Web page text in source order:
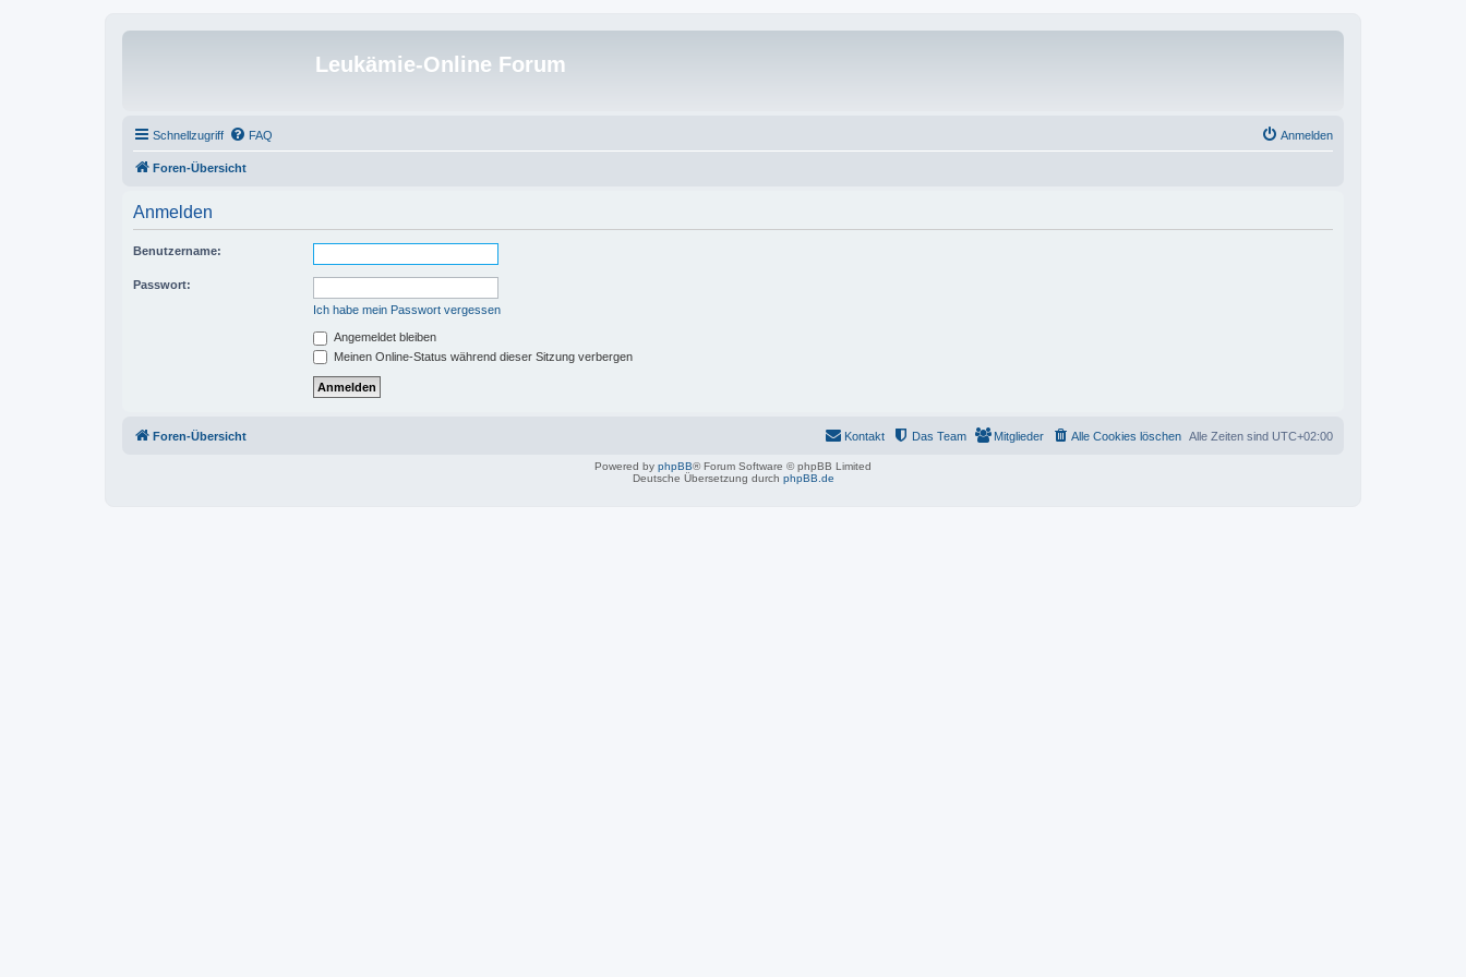
Leukämie-Online Forum
Schnellzugriff FAQ Anmelden
Foren-Übersicht
Anmelden
Benutzername:
Passwort:
Ich habe mein Passwort vergessen
Angemeldet bleiben
Meinen Online-Status während dieser Sitzung verbergen
Foren-Übersicht Alle Zeiten sind UTC+02:00
Alle Cookies löschen
Mitglieder
Das Team
Kontakt
Powered by phpBB® Forum Software © phpBB Limited
Deutsche Übersetzung durch phpBB.de